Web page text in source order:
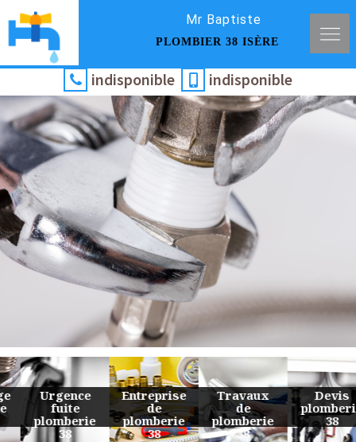
Mr Baptiste
PLOMBIER 38 ISÈRE
indisponible indisponible
Urgence
fuite
plomberie
38
Entreprise
de
plomberie
38
Travaux
de
plomberie
38
Devis
plomberie
38